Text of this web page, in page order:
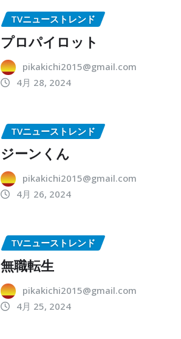
TVニューストレンド
プロパイロット
pikakichi2015@gmail.com
4月 28, 2024
TVニューストレンド
ジーンくん
pikakichi2015@gmail.com
4月 26, 2024
TVニューストレンド
無職転生
pikakichi2015@gmail.com
4月 25, 2024